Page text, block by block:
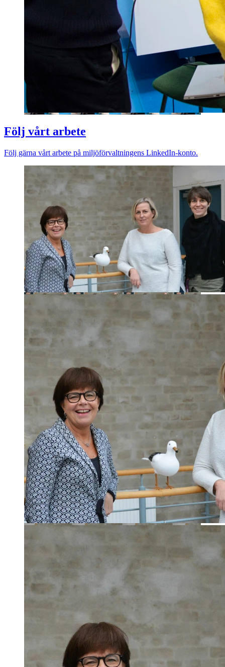
Följ vårt arbete
Följ gärna vårt arbete på miljöförvaltningens LinkedIn-konto.